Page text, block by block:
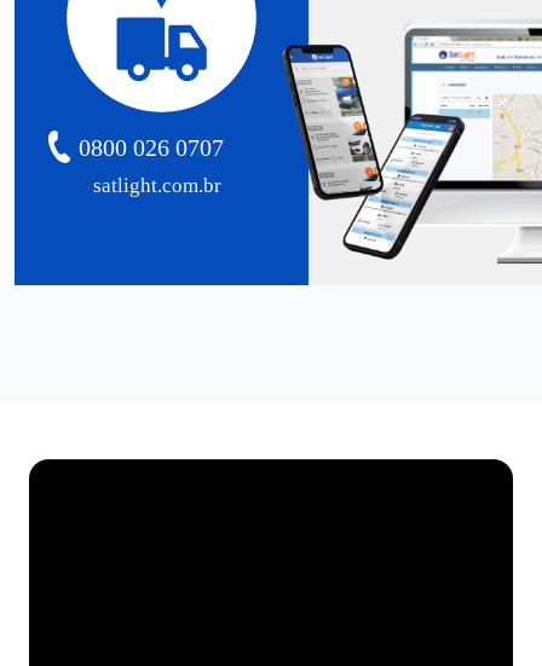
satlight.com.br
0800 026 0707